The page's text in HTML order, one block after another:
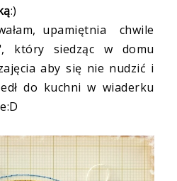
:)
upamiętnia chwile
który siedząc w domu
aby się nie nudzić i
do kuchni w wiaderku